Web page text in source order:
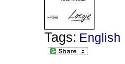
Tags: English